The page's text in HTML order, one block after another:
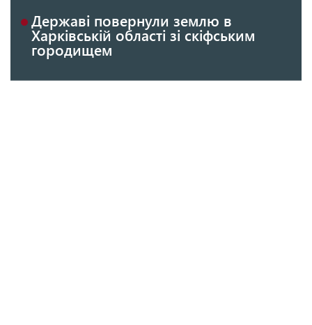
Державі повернули землю в
Харківській області зі скіфським
городищем